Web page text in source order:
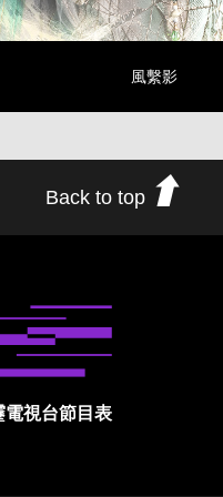
風繫影
Back to top
電視台節目表